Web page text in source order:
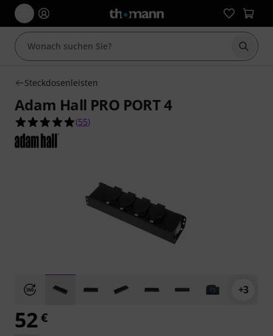
Suche
Steckdosenleisten
Adam Hall PRO PORT 4
4.9 von 5 Sternen aus 55 Kundenbewertungen
(55)
+3
52€